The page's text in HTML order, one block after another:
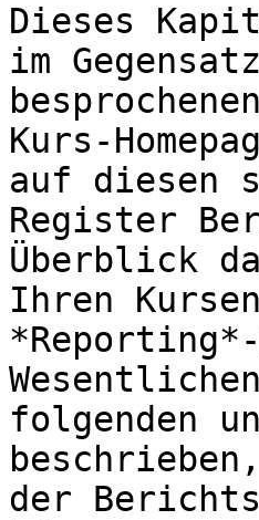
Dieses
im
Kurs-
auf diesen
Register
Überblick
Ihren
folgenden
der